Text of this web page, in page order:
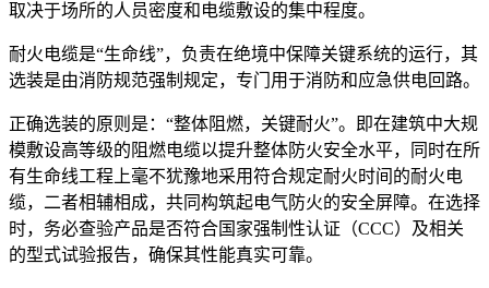
取决于场所的人员密度和电缆敷设的集中程度。
耐火电缆是“生命线”，负责在绝境中保障关键系统的运行，其
选装是由消防规范强制规定，专门用于消防和应急供电回路。
正确选装的原则是：“整体阻燃，关键耐火”。即在建筑中大规
模敷设高等级的阻燃电缆以提升整体防火安全水平，同时在所
有生命线工程上毫不犹豫地采用符合规定耐火时间的耐火电
缆，二者相辅相成，共同构筑起电气防火的安全屏障。在选择
时，务必查验产品是否符合国家强制性认证（CCC）及相关
的型式试验报告，确保其性能真实可靠。